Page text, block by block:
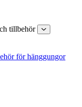
tillbehör
för hänggungor